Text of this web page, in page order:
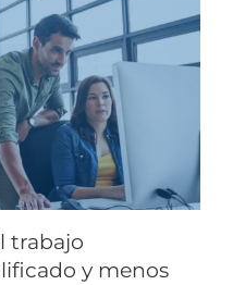
trabajo
y menos